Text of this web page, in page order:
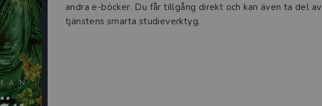
andra e-böcker. Du får tillgång direkt och kan även ta del av
tjänstens smarta studieverktyg.